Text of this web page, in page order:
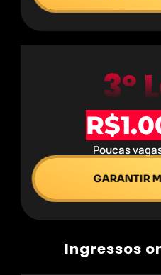
3º
Poucas
GARANTIR
Ingressos